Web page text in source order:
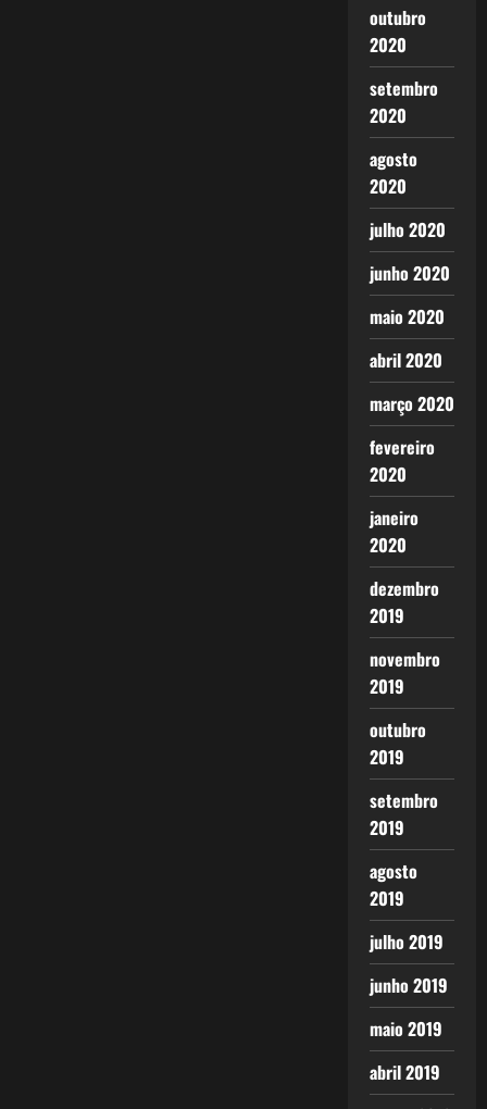
outubro
2020
setembro
2020
agosto
2020
julho 2020
junho 2020
maio 2020
abril 2020
março 2020
fevereiro
2020
janeiro
2020
dezembro
2019
novembro
2019
outubro
2019
setembro
2019
agosto
2019
julho 2019
junho 2019
maio 2019
abril 2019